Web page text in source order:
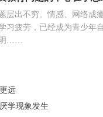
层出不穷。情感、网络成
习疲劳，已经成为青少年
明……
远
学现象发生